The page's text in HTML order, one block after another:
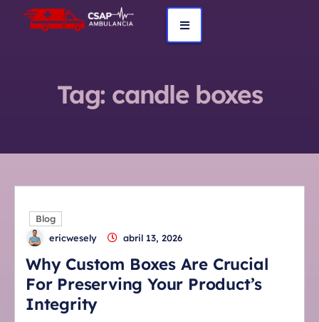
Tag: candle boxes
Blog
ericwesely
abril 13, 2026
Why Custom Boxes Are Crucial
For Preserving Your Product’s
Integrity